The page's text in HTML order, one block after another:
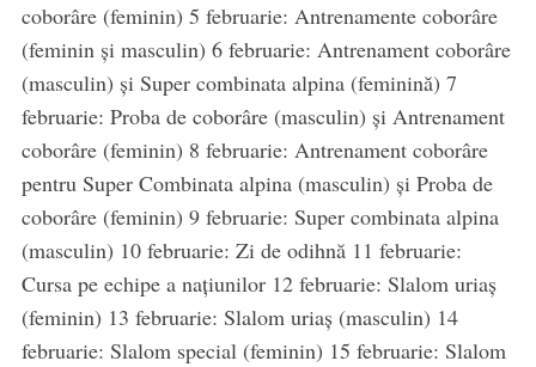
coborâre (feminin) 5 februarie: Antrenamente coborâre
(feminin și masculin) 6 februarie: Antrenament coborâre
(masculin) și Super combinata alpina (feminină) 7
februarie: Proba de coborâre (masculin) și Antrenament
coborâre (feminin) 8 februarie: Antrenament coborâre
pentru Super Combinata alpina (masculin) și Proba de
coborâre (feminin) 9 februarie: Super combinata alpina
(masculin) 10 februarie: Zi de odihnă 11 februarie:
Cursa pe echipe a națiunilor 12 februarie: Slalom uriaș
(feminin) 13 februarie: Slalom uriaș (masculin) 14
februarie: Slalom special (feminin) 15 februarie: Slalom